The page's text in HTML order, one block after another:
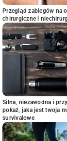
Przegląd zabiegów na
chirurgiczne i
Silna, niezawodna i
pokaż, jaka jest twoja
survivalowe